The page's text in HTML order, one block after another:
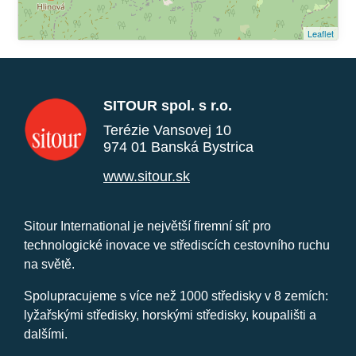
Leaflet
SITOUR spol. s r.o.
Terézie Vansovej 10
974 01 Banská Bystrica
www.sitour.sk
Sitour International je největší firemní síť pro
technologické inovace ve střediscích cestovního ruchu
na světě.
Spolupracujeme s více než 1000 středisky v 8 zemích:
lyžařskými středisky, horskými středisky, koupališti a
dalšími.